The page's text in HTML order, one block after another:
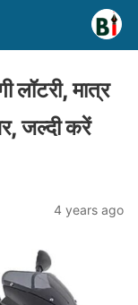
मात्र
जल्दी करें
4 years ago